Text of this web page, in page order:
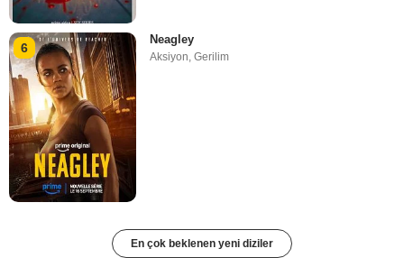
6
Neagley
Aksiyon,Gerilim
En çok beklenen yeni diziler